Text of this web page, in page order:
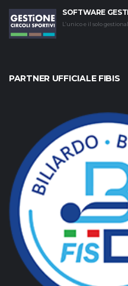
SOFTWARE
L’unico e il solo
PARTNER UFFICIALE FIBIS